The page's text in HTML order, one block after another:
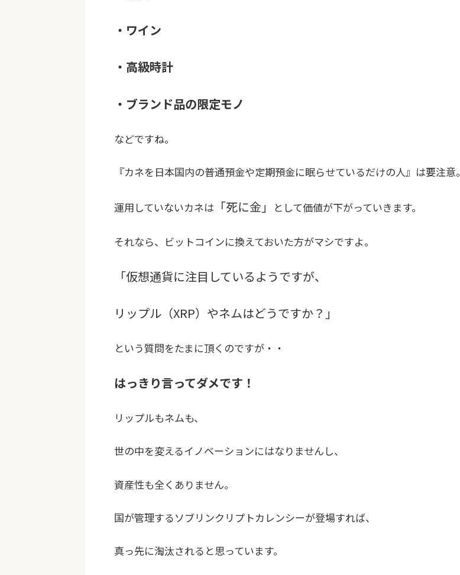
・ワイン
・高級時計
・ブランド品の限定モノ
などですね。
『カネを日本国内の普通預金や定期預金に眠らせているだけの人』は要注意。
運用していないカネは 「死に金」 として価値が下がっていきます。
それなら、ビットコインに換えておいた方がマシですよ。
「仮想通貨に注目しているようですが、
リップル（XRP）やネムはどうですか？」
という質問をたまに頂くのですが・・
はっきり言ってダメです！
リップルもネムも、
世の中を変えるイノベーションにはなりませんし、
資産性も全くありません。
国が管理するソブリンクリプトカレンシーが登場すれば、
真っ先に淘汰されると思っています。